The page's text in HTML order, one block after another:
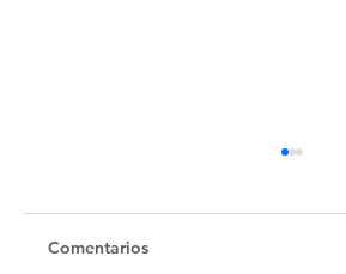
Untitled
Comentarios